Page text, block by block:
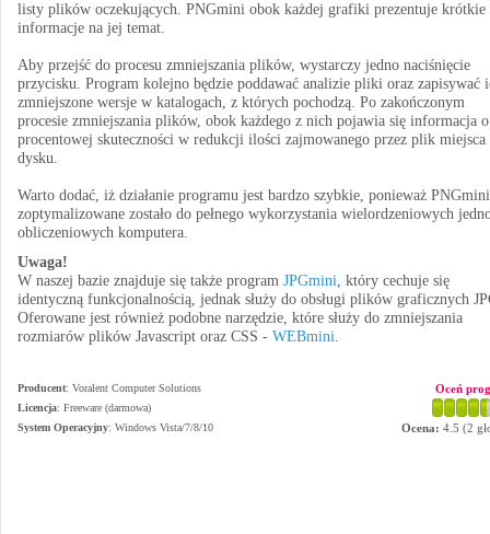
listy plików oczekujących. PNGmini obok każdej grafiki prezentuje krótkie
informacje na jej temat.
Aby przejść do procesu zmniejszania plików, wystarczy jedno naciśnięcie
przycisku. Program kolejno będzie poddawać analizie pliki oraz zapisywać
zmniejszone wersje w katalogach, z których pochodzą. Po zakończonym
procesie zmniejszania plików, obok każdego z nich pojawia się informacja o
procentowej skuteczności w redukcji ilości zajmowanego przez plik miejsca
dysku.
Warto dodać, iż działanie programu jest bardzo szybkie, ponieważ PNGmini
zoptymalizowane zostało do pełnego wykorzystania wielordzeniowych
obliczeniowych komputera.
Uwaga!
W naszej bazie znajduje się także program JPGmini, który cechuje się
identyczną funkcjonalnością, jednak służy do obsługi plików graficznych
Oferowane jest również podobne narzędzie, które służy do zmniejszania
rozmiarów plików Javascript oraz CSS - WEBmini.
Producent: Voralent Computer Solutions
Licencja: Freeware (darmowa)
System Operacyjny: Windows Vista/7/8/10
Oceń
Ocena: 4.5 (2